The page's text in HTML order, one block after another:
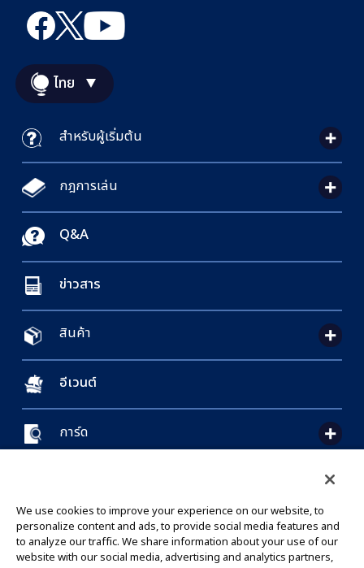
ไทย
สำหรับผู้เริ่มต้น
กฎการเล่น
Q&A
ข่าวสาร
สินค้า
อีเวนต์
การ์ด
GLOBAL ENTRANCE
We use cookies to improve your experience on our website, to
personalize content and ads, to provide social media features and
to analyze our traffic. We share information about your use of our
website with our social media, advertising and analytics partners,